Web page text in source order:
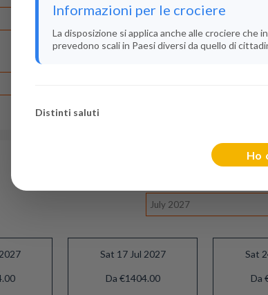
0
July 2027
Sat 17 Jul 2027
Da €1404.00
Sat
Da
Informazioni per le crociere
La disposizione si applica anche alle crociere che
prevedono scali in Paesi diversi da quello di
Distinti saluti
Ho